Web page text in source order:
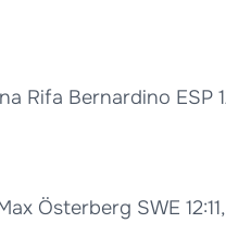
Rifa Bernardino
Österberg SWE